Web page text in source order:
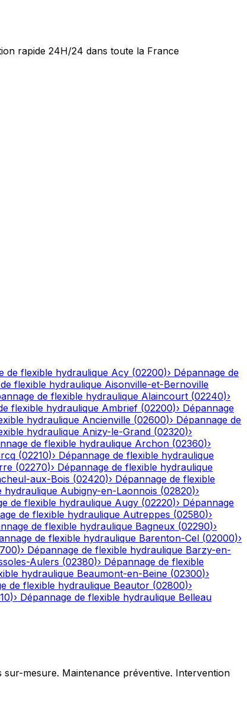
rapide 24H/24 dans toute la France
de flexible hydraulique Acy (02200)› Dépannage de
flexible hydraulique Aisonville-et-Bernoville
de flexible hydraulique Alaincourt (02240)›
flexible hydraulique Ambrief (02200)› Dépannage
hydraulique Ancienville (02600)› Dépannage de
hydraulique Anizy-le-Grand (02320)›
de flexible hydraulique Archon (02360)›
(02210)› Dépannage de flexible hydraulique
(02270)› Dépannage de flexible hydraulique
aux-Bois (02420)› Dépannage de flexible
hydraulique Aubigny-en-Laonnois (02820)›
de flexible hydraulique Augy (02220)› Dépannage
de flexible hydraulique Autreppes (02580)›
de flexible hydraulique Bagneux (02290)›
de flexible hydraulique Barenton-Cel (02000)›
)› Dépannage de flexible hydraulique Barzy-en-
Aulers (02380)› Dépannage de flexible
hydraulique Beaumont-en-Beine (02300)›
de flexible hydraulique Beautor (02800)›
)› Dépannage de flexible hydraulique Belleau
mesure. Maintenance préventive. Intervention